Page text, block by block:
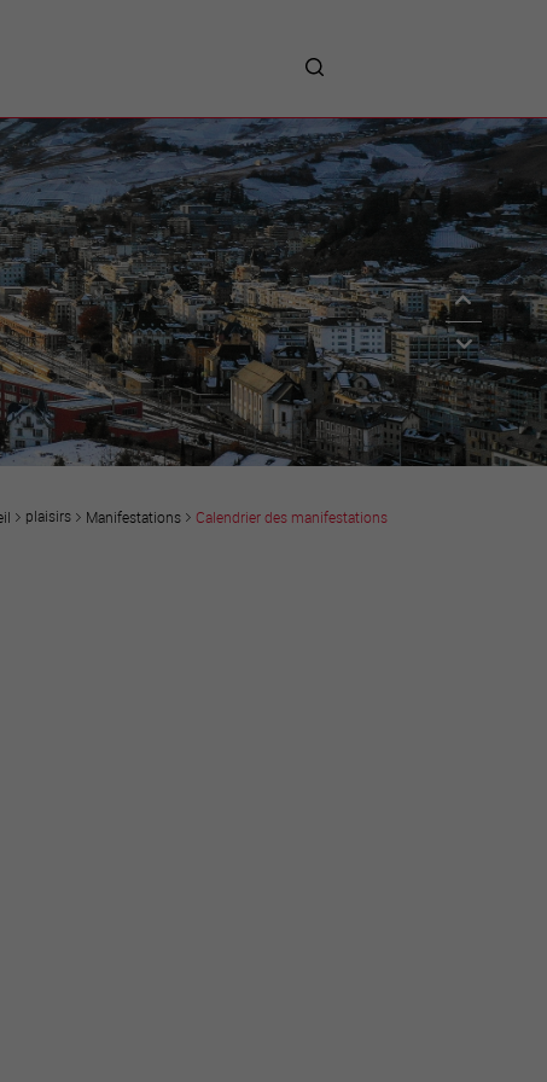
Prestations
Avantages
Unternehmen :
Willkommen!
Companies : Welcome!
Imprese : benvenute!
plaisirs Manifestations Calendrier des manifestations